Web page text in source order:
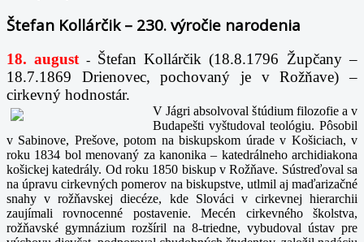
Štefan Kollárčik – 230. výročie narodenia
18. august -
Štefan Kollárčik (18.8.1796 Župčany –
18.7.1869 Drienovec, pochovaný je v Rožňave) –
cirkevný hodnostár.
V Jágri absolvoval štúdium filozofie a v
Budapešti vyštudoval teológiu. Pôsobil
v Sabinove, Prešove, potom na biskupskom úrade v Košiciach, v
roku 1834 bol menovaný za kanonika – katedrálneho archidiakona
košickej katedrály. Od roku 1850 biskup v Rožňave. Sústreďoval sa
na úpravu cirkevných pomerov na biskupstve, utlmil aj maďarizačné
snahy v rožňavskej diecéze, kde Slováci v cirkevnej hierarchii
zaujímali rovnocenné postavenie. Mecén cirkevného školstva,
rožňavské gymnázium rozšíril na 8-triedne, vybudoval ústav pre